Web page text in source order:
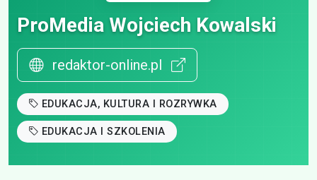
ProMedia Wojciech Kowalski
redaktor-online.pl
EDUKACJA, KULTURA I ROZRYWKA
EDUKACJA I SZKOLENIA